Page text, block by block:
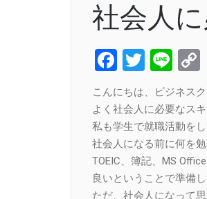
社会人
Facebook
Twitter
Line
こんにちは、ビジネス
よく社会人に必要なス
私も学生で就職活動を
社会人になる前に何を
TOEIC、簿記、MS
良いということで準備
ただ、社会人になって